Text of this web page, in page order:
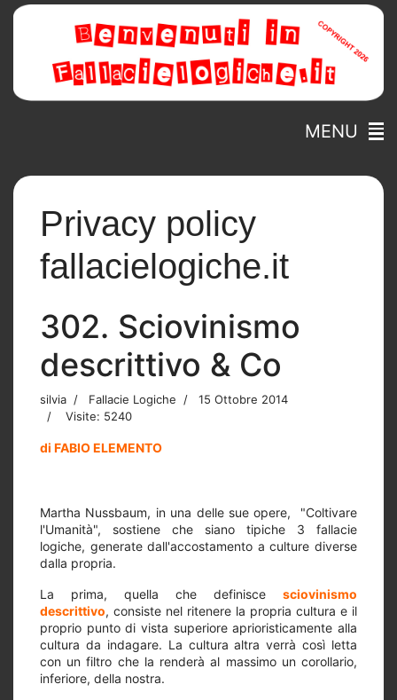
MENU
Privacy policy
fallacielogiche.it
302. Sciovinismo
descrittivo & Co
silvia Fallacie Logiche
15 Ottobre 2014
Visite: 5240
di FABIO ELEMENTO
Martha Nussbaum, in una delle sue opere,
"Coltivare
l'Umanità", sostiene che siano tipiche 3 fallacie
logiche, generate dall'accostamento a culture diverse
dalla propria.
La prima, quella che definisce sciovinismo
descrittivo, consiste nel ritenere la propria cultura e il
proprio punto di vista superiore aprioristicamente alla
cultura da indagare. La cultura altra verrà così letta
con un filtro che la renderà al massimo un corollario,
inferiore, della nostra.